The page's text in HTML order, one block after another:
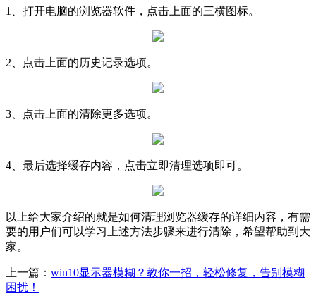
1、打开电脑的浏览器软件，点击上面的三横图标。
2、点击上面的历史记录选项。
3、点击上面的清除更多选项。
4、最后选择缓存内容，点击立即清理选项即可。
以上给大家介绍的就是如何清理浏览器缓存的详细内容，有需
要的用户们可以学习上述方法步骤来进行清除，希望帮助到大
家。
上一篇： win10显示器模糊？教你一招，轻松修复，告别模糊
困扰！